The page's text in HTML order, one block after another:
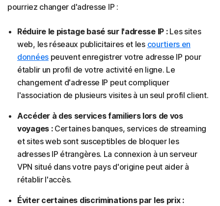
pourriez changer d'adresse IP :
Réduire le pistage basé sur l'adresse IP : Les sites
web, les réseaux publicitaires et les courtiers en
donnéespeuvent enregistrer votre adresse IP pour
établir un profil de votre activité en ligne. Le
changement d'adresse IP peut compliquer
l'association de plusieurs visites à un seul profil client.
Accéder à des services familiers lors de vos
voyages : Certaines banques, services de streaming
et sites web sont susceptibles de bloquer les
adresses IP étrangères. La connexion à un serveur
VPN situé dans votre pays d'origine peut aider à
rétablir l'accès.
Éviter certaines discriminations par les prix :